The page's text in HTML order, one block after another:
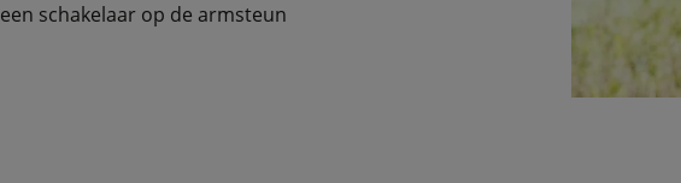
schakelaar op de armsteun